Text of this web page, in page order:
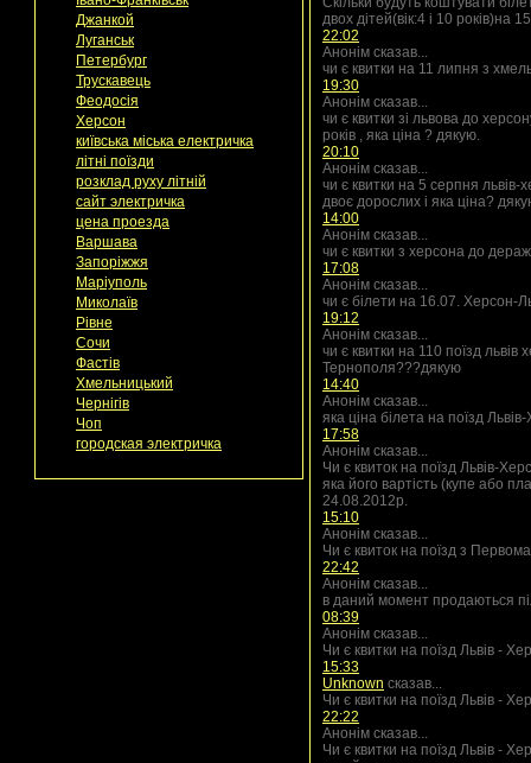
Джанкой
Луганськ
Петербург
Трускавець
Феодосія
Херсон
київська міська електричка
літні поїзди
розклад руху літній
сайт электричка
цена проезда
Варшава
Запоріжжя
Маріуполь
Миколаїв
Рівне
Сочи
Фастів
Хмельницький
Чернігів
Чоп
городская электричка
двох дітей(вік:4 і 10 років)на
22:02
Анонім сказав...
чи є квитки на 11 липня з
19:30
Анонім сказав...
чи є квитки зі львова до
років , яка ціна ? дякую.
20:10
Анонім сказав...
чи є квитки на 5 серпня львів-
двоє дорослих і яка ціна?
14:00
Анонім сказав...
чи є квитки з херсона до
17:08
Анонім сказав...
чи є білети на 16.07. Херсон-
19:12
Анонім сказав...
чи є квитки на 110 поїзд
Тернополя???дякую
14:40
Анонім сказав...
яка ціна білета на поїзд
17:58
Анонім сказав...
Чи є квиток на поїзд Львів-
яка його вартість (купе або
24.08.2012р.
15:10
Анонім сказав...
Чи є квиток на поїзд з
22:42
Анонім сказав...
в даний момент продаються
08:39
Анонім сказав...
Чи є квитки на поїзд Львів -
15:33
Unknown сказав...
Чи є квитки на поїзд Львів -
22:22
Анонім сказав...
Чи є квитки на поїзд Львів -